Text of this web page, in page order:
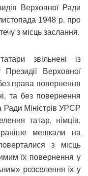
Верховної Ради
1948 р. про
з місць заслання.
звільнені із
Президії Верховної
права повернення
та без повернення
Ради Міністрів УРСР
татар, німців,
мешкали на
з місць
їх повернення у
розселення їх у